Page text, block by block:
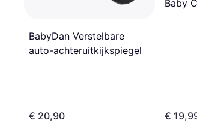
BabyDan Verstelbare
auto-achteruitkijkspiegel
€ 20,90
Baby
€